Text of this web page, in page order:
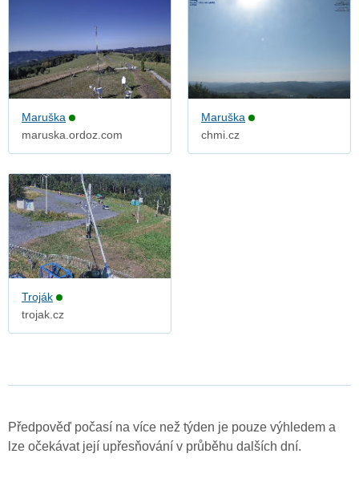
Maruška
maruska.ordoz.com
Maruška
chmi.cz
Troják
trojak.cz
Předpověď počasí na více než týden je pouze výhledem a
lze očekávat její upřesňování v průběhu dalších dní.